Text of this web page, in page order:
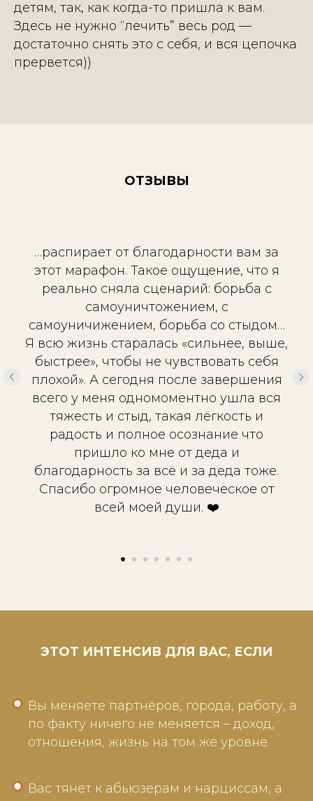
детям, так, как когда-то пришла к вам.
Здесь не нужно “лечить” весь род —
достаточно снять это с себя, и вся цепочка
прервется))
ОТЗЫВЫ
…распирает от благодарности вам за
этот марафон. Такое ощущение, что я
реально сняла сценарий: борьба с
самоуничтожением, с
самоуничижением, борьба со стыдом…
Я всю жизнь старалась «сильнее, выше,
быстрее», чтобы не чувствовать себя
плохой». А сегодня после завершения
всего у меня одномоментно ушла вся
тяжесть и стыд, такая лёгкость и
радость и полное осознание что
пришло ко мне от деда и
благодарность за всё и за деда тоже.
Спасибо огромное человеческое от
всей моей души. ❤️
ЭТОТ ИНТЕНСИВ ДЛЯ ВАС, ЕСЛИ
Вы меняете партнёров, города, работу, а
по факту ничего не меняется – доход,
отношения, жизнь на том же уровне
Вас тянет к абьюзерам и нарциссам, а